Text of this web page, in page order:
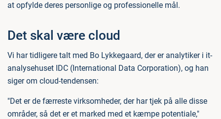
at opfylde deres personlige og professionelle mål.
Det skal være cloud
Vi har tidligere talt med Bo Lykkegaard, der er analytiker i it-
analysehuset IDC (International Data Corporation), og han
siger om cloud-tendensen:
"Det er de færreste virksomheder, der har tjek på alle disse
områder, så det er et marked med et kæmpe potentiale,"